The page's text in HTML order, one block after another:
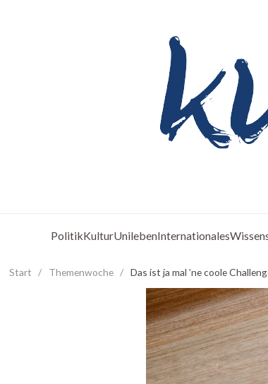
PolitikKulturUnilebenInternationales
Start / Themenwoche / Das ist ja mal ’ne coole